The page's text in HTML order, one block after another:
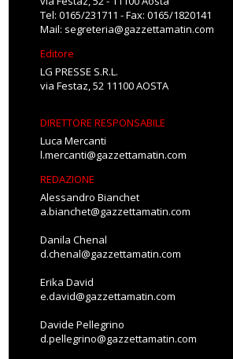
Tel: 0165/231711 - Fax: 0165/1820141
Mail: segreteria@gazzettamatin.com
Editore
LG PRESSE S.R.L.
via Festaz, 52 11100 AOSTA
DIRETTORE RESPONSABILE
Luca Mercanti
l.mercanti@gazzettamatin.com
REDAZIONE
Alessandro Bianchet
a.bianchet@gazzettamatin.com
Danila Chenal
d.chenal@gazzettamatin.com
Erika David
e.david@gazzettamatin.com
Davide Pellegrino
d.pellegrino@gazzettamatin.com